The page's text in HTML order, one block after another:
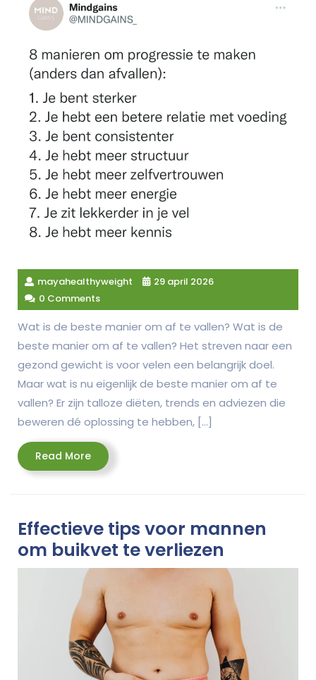
mayahealthyweight
29 april 2026
0 Comments
Wat is de beste manier om af te vallen? Wat is de
beste manier om af te vallen? Het streven naar een
gezond gewicht is voor velen een belangrijk doel.
Maar wat is nu eigenlijk de beste manier om af te
vallen? Er zijn talloze diëten, trends en adviezen die
beweren dé oplossing te hebben, […]
Read MoreRead
More
Effectieve tips voor mannen
om buikvet te verliezen